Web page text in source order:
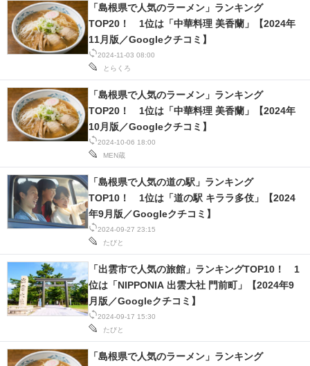
2024-11-03 08:00
とらくろ
「島根県で人気のラーメン」ランキング
TOP20！ 1位は「中華料理 美香蘭」【2024年
11月版／Googleクチコミ】
2024-10-06 18:00
MEN蔵
「島根県で人気のラーメン」ランキング
TOP20！ 1位は「中華料理 美香蘭」【2024年
10月版／Googleクチコミ】
2024-09-27 23:15
たびと
「島根県で人気の道の駅」ランキング
TOP10！ 1位は「道の駅 キララ多伎」【2024
年9月版／Googleクチコミ】
2024-09-17 15:30
たびと
「出雲市で人気の旅館」ランキングTOP10！ 1
位は「NIPPONIA 出雲大社 門前町」【2024年9
月版／Googleクチコミ】
「島根県で人気のラーメン」ランキング